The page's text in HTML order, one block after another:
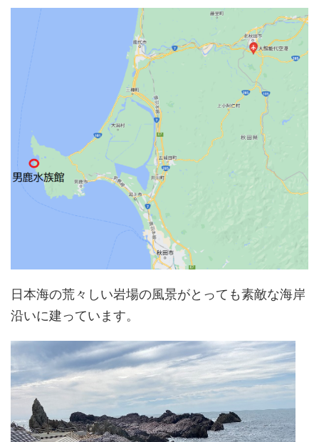
日本海の荒々しい岩場の風景がとっても素敵な海岸
沿いに建っています。